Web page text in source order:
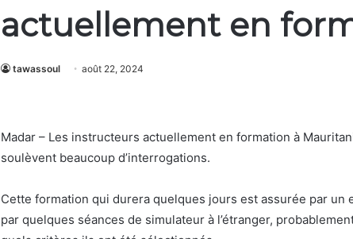
actuellement en
tawassoul août 22, 2024
Madar – Les instructeurs actuellement en formation à
soulèvent beaucoup d’interrogations.
Cette formation qui durera quelques jours est assurée par un
par quelques séances de simulateur à l’étranger,